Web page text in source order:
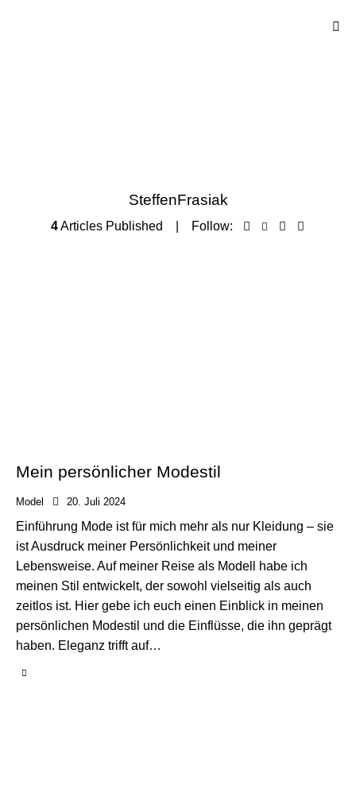
SteffenFrasiak
4Articles Published Follow:
Mein persönlicher Modestil
Model 20. Juli 2024
Einführung Mode ist für mich mehr als nur Kleidung – sie
ist Ausdruck meiner Persönlichkeit und meiner
Lebensweise. Auf meiner Reise als Modell habe ich
meinen Stil entwickelt, der sowohl vielseitig als auch
zeitlos ist. Hier gebe ich euch einen Einblick in meinen
persönlichen Modestil und die Einflüsse, die ihn geprägt
haben. Eleganz trifft auf…